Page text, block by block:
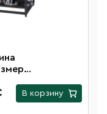
В корзину